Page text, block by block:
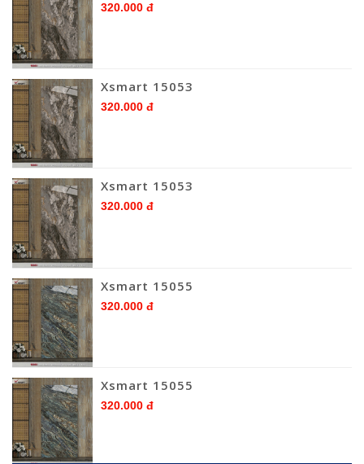
320.000 đ
Xsmart 15053
320.000 đ
Xsmart 15053
320.000 đ
Xsmart 15055
320.000 đ
Xsmart 15055
320.000 đ